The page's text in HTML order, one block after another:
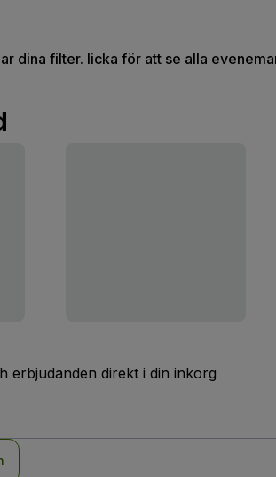
dina filter. licka för att se alla
erbjudanden direkt i din inkorg